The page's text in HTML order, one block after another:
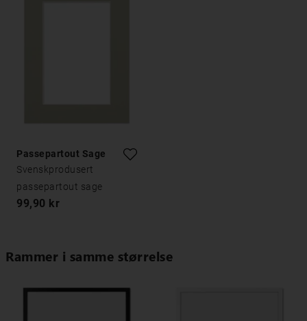
Passepartout Sage
Svenskprodusert
passepartout sage
99,90 kr
Rammer i samme størrelse